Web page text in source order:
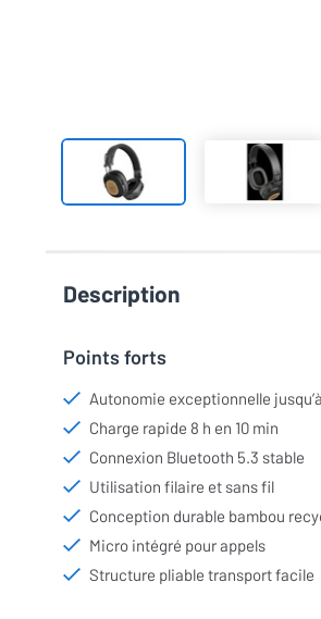
Description
Points forts
Autonomie exceptionnelle
Charge rapide 8 h en 10 min
Connexion Bluetooth 5.3 stable
Utilisation filaire et sans fil
Conception durable bambou
Micro intégré pour appels
Structure pliable transport facile